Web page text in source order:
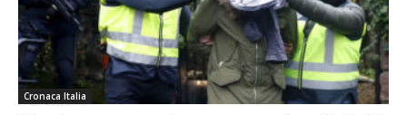
Cronaca Italia